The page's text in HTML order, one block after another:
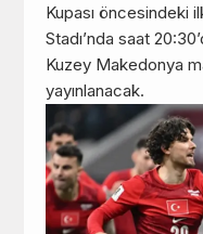
Kupası öncesindeki
Stadı’nda saat
Kuzey Makedonya
yayınlanacak.